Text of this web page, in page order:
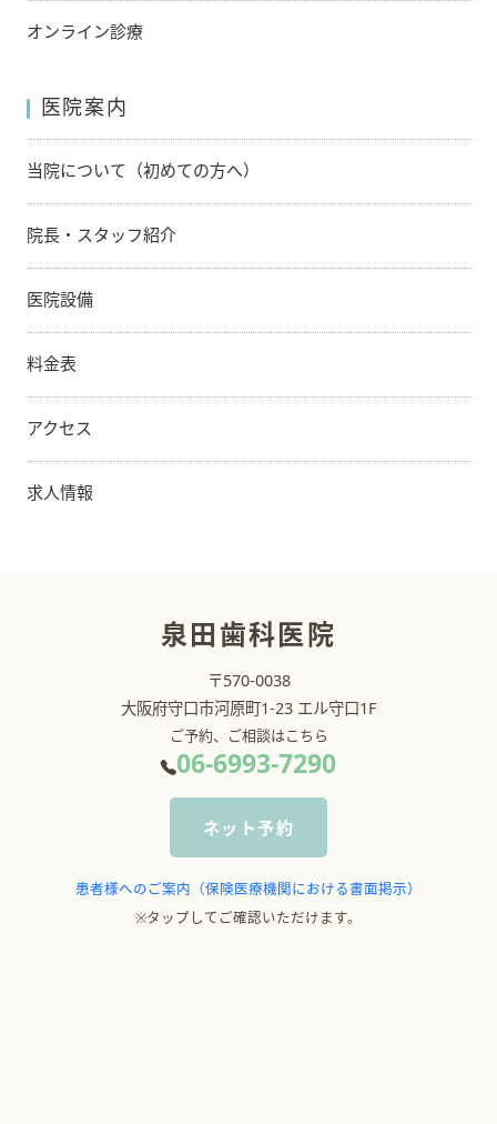
オンライン診療
医院案内
当院について（初めての方へ）
院長・スタッフ紹介
医院設備
料金表
アクセス
求人情報
泉田歯科医院
〒570-0038
大阪府守口市河原町1-23 エル守口1F
ご予約、ご相談はこちら
06-6993-7290
ネット予約
患者様へのご案内（保険医療機関における書面掲示）
※タップしてご確認いただけます。